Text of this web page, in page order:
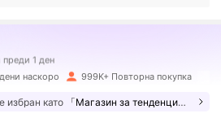
преди 1 ден
наскоро 999K+ Повторна покупка
избран като 「Магазин за тенденции」